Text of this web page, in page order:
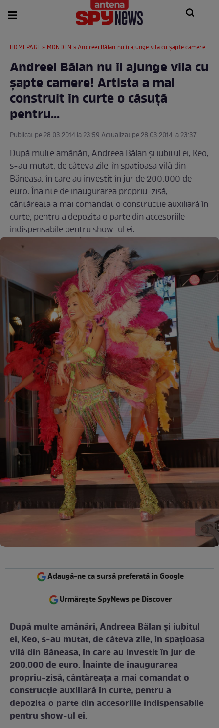
HOMEPAGE » MONDEN » Andreei Bălan nu îi ajunge vila cu şapte camere! Artista a mai construit în curte o căsuţă pentru...
Andreei Bălan nu îi ajunge vila cu
şapte camere! Artista a mai
construit în curte o căsuţă
pentru...
Publicat pe 28.03.2014 la 23:59 Actualizat pe 28.03.2014 la 23:37
După multe amânări, Andreea Bălan şi iubitul ei, Keo,
s-au mutat, de câteva zile, în spaţioasa vilă din
Băneasa, în care au investit în jur de 200.000 de
euro. Înainte de inaugurarea propriu-zisă,
cântăreaţa a mai comandat o construcţie auxiliară în
curte, pentru a depozita o parte din accesoriile
indispensabile pentru show-ul ei.
Adaugă-ne ca sursă preferată în Google
Urmărește SpyNews pe Discover
După multe amânări, Andreea Bălan şi iubitul
ei, Keo, s-au mutat, de câteva zile, în spaţioasa
vilă din Băneasa, în care au investit în jur de
200.000 de euro. Înainte de inaugurarea
propriu-zisă, cântăreaţa a mai comandat o
construcţie auxiliară în curte, pentru a
depozita o parte din accesoriile indispensabile
pentru show-ul ei.